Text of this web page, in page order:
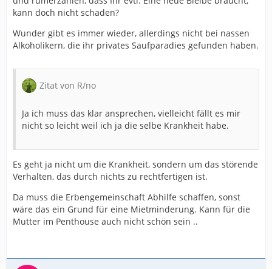
kann doch nicht schaden?
Wunder gibt es immer wieder, allerdings nicht bei nassen
Alkoholikern, die ihr privates Saufparadies gefunden haben.
Zitat von R/no
Ja ich muss das klar ansprechen, vielleicht fällt es mir
nicht so leicht weil ich ja die selbe Krankheit habe.
Es geht ja nicht um die Krankheit, sondern um das störende
Verhalten, das durch nichts zu rechtfertigen ist.
Da muss die Erbengemeinschaft Abhilfe schaffen, sonst
wäre das ein Grund für eine Mietminderung. Kann für die
Mutter im Penthouse auch nicht schön sein ..